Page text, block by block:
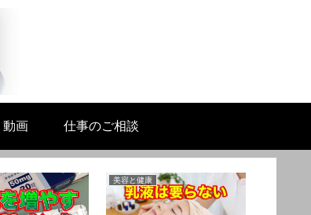
動画 仕事のご相談
美容と健康